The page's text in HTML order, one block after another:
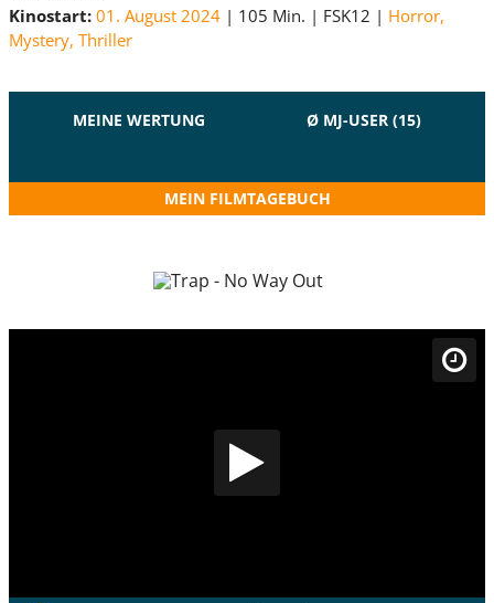
Kinostart: 01. August 2024 105 Min. FSK12 Horror,
Mystery, Thriller
MEINE WERTUNG Ø MJ-USER (15)
MEIN FILMTAGEBUCH